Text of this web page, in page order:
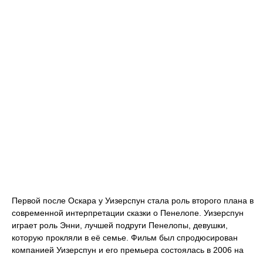
Первой после Оскара у Уизерспун стала роль второго плана в
современной интерпретации сказки о Пенелопе. Уизерспун
играет роль Энни, лучшей подруги Пенелопы, девушки,
которую прокляли в её семье. Фильм был спродюсирован
компанией Уизерспун и его премьера состоялась в 2006 на